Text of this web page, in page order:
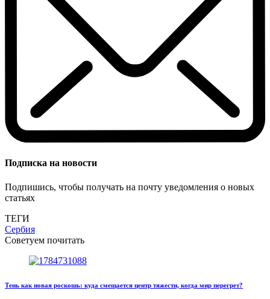
Подписка на новости
Подпишись, чтобы получать на почту уведомления о новых
статьях
ТЕГИ
Сербия
Советуем почитать
Тень как новая роскошь: куда смещается центр тяжести, когда мир перегрет?